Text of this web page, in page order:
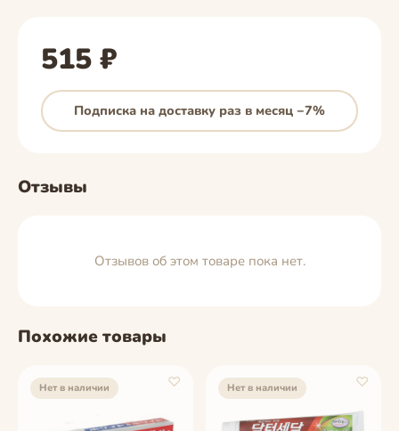
515 ₽
Подписка на доставку раз в месяц −7%
Отзывы
Отзывов об этом товаре пока нет.
Похожие товары
Нет в наличии ♡ Нет в наличии ♡